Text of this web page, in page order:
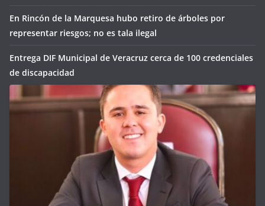
En Rincón de la Marquesa hubo retiro de árboles por
representar riesgos; no es tala ilegal
Entrega DIF Municipal de Veracruz cerca de 100 credenciales
de discapacidad